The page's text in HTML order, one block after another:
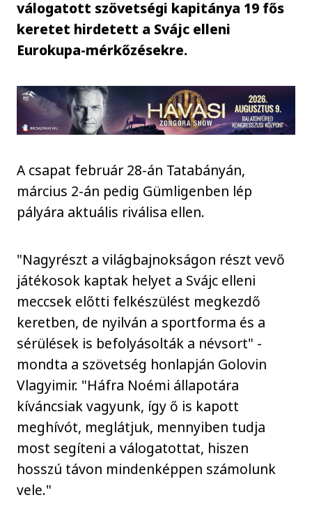
válogatott szövetségi kapitánya 19 fős
keretet hirdetett a Svájc elleni
Eurokupa-mérkőzésekre.
A csapat február 28-án Tatabányán,
március 2-án pedig Gümligenben lép
pályára aktuális riválisa ellen.
"Nagyrészt a világbajnokságon részt vevő
játékosok kaptak helyet a Svájc elleni
meccsek előtti felkészülést megkezdő
keretben, de nyilván a sportforma és a
sérülések is befolyásolták a névsort" -
mondta a szövetség honlapján Golovin
Vlagyimir. "Háfra Noémi állapotára
kíváncsiak vagyunk, így ő is kapott
meghívót, meglátjuk, mennyiben tudja
most segíteni a válogatottat, hiszen
hosszú távon mindenképpen számolunk
vele."